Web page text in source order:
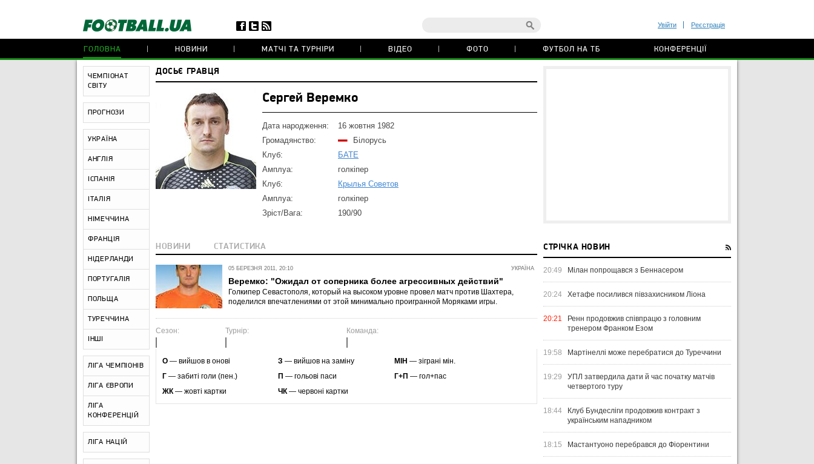
Увійти Реєстрація
ГОЛОВНА НОВИНИ МАТЧІ ТА ТУРНІРИ ВІДЕО ФОТО ФУТБОЛ НА ТБ КОНФЕРЕНЦІЇ
ЧЕМПІОНАТ
СВІТУ
ПРОГНОЗИ
УКРАЇНА
АНГЛІЯ
ІСПАНІЯ
ІТАЛІЯ
НІМЕЧЧИНА
ФРАНЦІЯ
НІДЕРЛАНДИ
ПОРТУГАЛІЯ
ПОЛЬЩА
ТУРЕЧЧИНА
ІНШІ
ЛІГА ЧЕМПІОНІВ
ЛІГА ЄВРОПИ
ЛІГА
КОНФЕРЕНЦІЙ
ЛІГА НАЦІЙ
ДОСЬЄ ГРАВЦЯ
Сергей Веремко
Дата народження:
16 жовтня 1982
Громадянство:
Білорусь
Клуб:
БАТЕ
Амплуа:
голкіпер
Клуб:
Крылья Советов
Амплуа:
голкіпер
Зріст/Вага:
190/90
НОВИНИ СТАТИСТИКА
УКРАЇНА
05 БЕРЕЗНЯ 2011, 20:10
Веремко: "Ожидал от соперника более агрессивных действий"
Голкипер Севастополя, который на высоком уровне провел матч против Шахтера,
поделился впечатлениями от этой минимально проигранной Моряками игры.
Сезон: Турнір: Команда:
O — вийшов в онові З — вийшов на заміну МІН — зіграні мін.
Г — забиті голи (пен.) П — гольові паси Г+П — гол+пас
ЖК— жовті картки ЧК— червоні картки
СТРІЧКА НОВИН
20:49 Мілан попрощався з Беннасером
20:24 Хетафе посилився півзахисником Ліона
20:21
Ренн продовжив співпрацю з головним
тренером Франком Езом
19:58 Мартінеллі може перебратися до Туреччини
19:29
УПЛ затвердила дати й час початку матчів
четвертого туру
18:44
Клуб Бундесліги продовжив контракт з
українським нападником
18:15 Мастантуоно перебрався до Фіорентини